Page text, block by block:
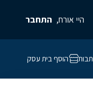
היי אורח, התחבר
הוסף בית עסק